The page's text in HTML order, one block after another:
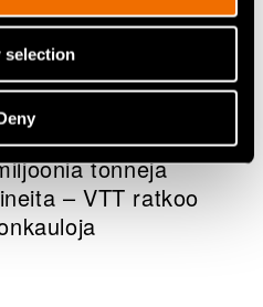
selection
fossiilisista
tonneja
– VTT ratkoo